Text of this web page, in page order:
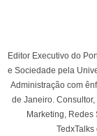
Editor Executivo do
e Sociedade pela
Administração com
de Janeiro.
Marketing, Redes